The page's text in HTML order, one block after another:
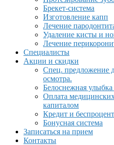
Брекет-система
Изготовление капп
Лечение
Удаление кисты и
Лечение
Специалисты
Акции и скидки
Спец. предложение
осмотра.
Белоснежная
Оплата
капиталом
Кредит и
Бонусная система
Записаться на прием
Контакты